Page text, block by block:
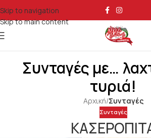
Skip to navigation
Skip to main content
Συνταγές με…
τυριά!
Αρχική/Συνταγές
Συνταγές